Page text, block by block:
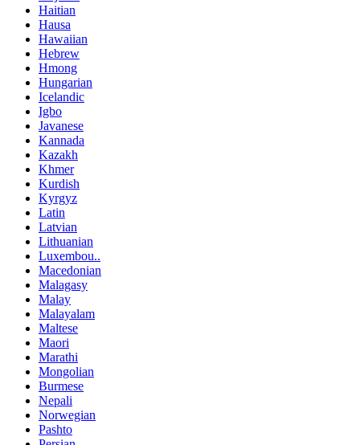
Haitian
Hausa
Hawaiian
Hebrew
Hmong
Hungarian
Icelandic
Igbo
Javanese
Kannada
Kazakh
Khmer
Kurdish
Kyrgyz
Latin
Latvian
Lithuanian
Luxembou..
Macedonian
Malagasy
Malay
Malayalam
Maltese
Maori
Marathi
Mongolian
Burmese
Nepali
Norwegian
Pashto